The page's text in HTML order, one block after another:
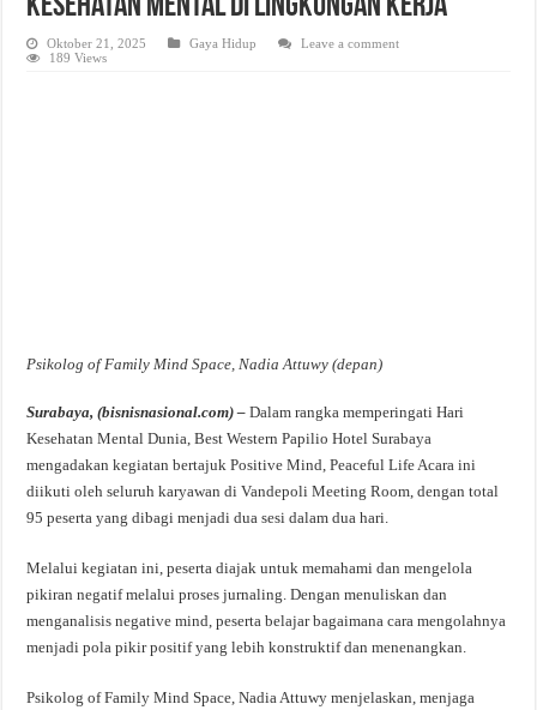
Kesehatan Mental di Lingkungan Kerja
Oktober 21, 2025 Gaya Hidup
Leave a comment
189 Views
Psikolog of Family Mind Space, Nadia Attuwy (depan)
Surabaya, (bisnisnasional.com) – Dalam rangka memperingati Hari
Kesehatan Mental Dunia, Best Western Papilio Hotel Surabaya
mengadakan kegiatan bertajuk Positive Mind, Peaceful Life Acara ini
diikuti oleh seluruh karyawan di Vandepoli Meeting Room, dengan total
95 peserta yang dibagi menjadi dua sesi dalam dua hari.
Melalui kegiatan ini, peserta diajak untuk memahami dan mengelola
pikiran negatif melalui proses jurnaling. Dengan menuliskan dan
menganalisis negative mind, peserta belajar bagaimana cara mengolahnya
menjadi pola pikir positif yang lebih konstruktif dan menenangkan.
Psikolog of Family Mind Space, Nadia Attuwy menjelaskan, menjaga